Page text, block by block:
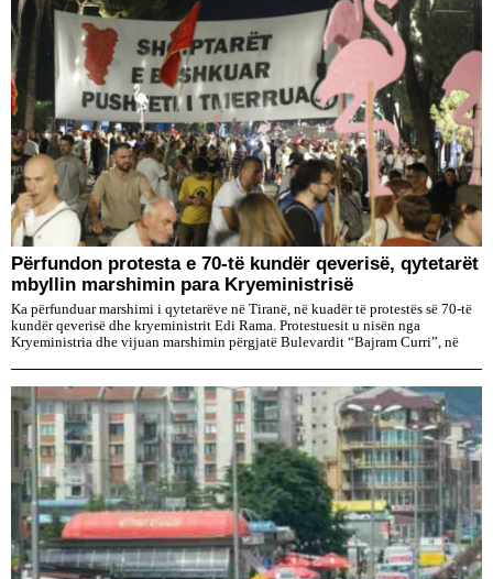
Përfundon protesta e 70-të kundër qeverisë, qytetarët
mbyllin marshimin para Kryeministrisë
Ka përfunduar marshimi i qytetarëve në Tiranë, në kuadër të protestës së 70-të
kundër qeverisë dhe kryeministrit Edi Rama. Protestuesit u nisën nga
Kryeministria dhe vijuan marshimin përgjatë Bulevardit “Bajram Curri”, në